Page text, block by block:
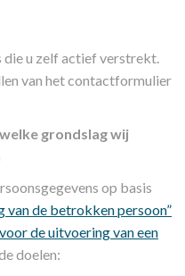
u zelf actief verstrekt.
van het contactformulier
grondslag wij
op basis
van de betrokken persoon”
de uitvoering van een
doelen: